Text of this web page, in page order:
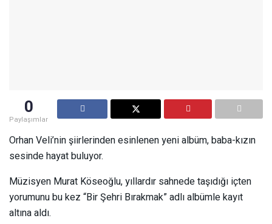
0
Paylaşımlar
Orhan Veli’nin şiirlerinden esinlenen yeni albüm, baba-kızın
sesinde hayat buluyor.
Müzisyen Murat Köseoğlu, yıllardır sahnede taşıdığı içten
yorumunu bu kez “Bir Şehri Bırakmak” adlı albümle kayıt
altına aldı.